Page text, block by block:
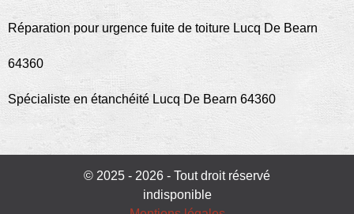
Réparation pour urgence fuite de toiture Lucq De Bearn
64360
Spécialiste en étanchéité Lucq De Bearn 64360
© 2025 - 2026 - Tout droit réservé
indisponible